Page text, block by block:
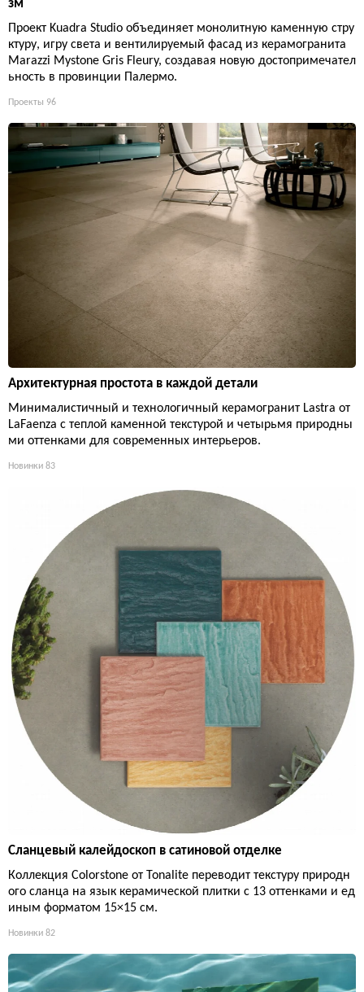
зм
Проект Kuadra Studio объединяет монолитную каменную стру
ктуру, игру света и вентилируемый фасад из керамогранита
Marazzi Mystone Gris Fleury, создавая новую достопримечател
ьность в провинции Палермо.
Проекты 96
Архитектурная простота в каждой детали
Минималистичный и технологичный керамогранит Lastra от
LaFaenza с теплой каменной текстурой и четырьмя природны
ми оттенками для современных интерьеров.
Новинки 83
Сланцевый калейдоскоп в сатиновой отделке
Коллекция Colorstone от Tonalite переводит текстуру природн
ого сланца на язык керамической плитки с 13 оттенками и ед
иным форматом 15×15 см.
Новинки 82